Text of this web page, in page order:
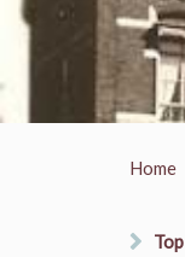
Home
Top